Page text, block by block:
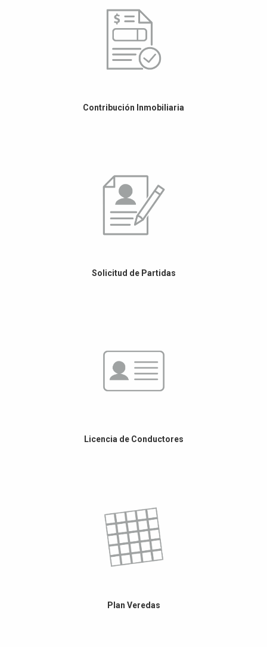
Contribución Inmobiliaria
Solicitud de Partidas
Licencia de Conductores
Plan Veredas